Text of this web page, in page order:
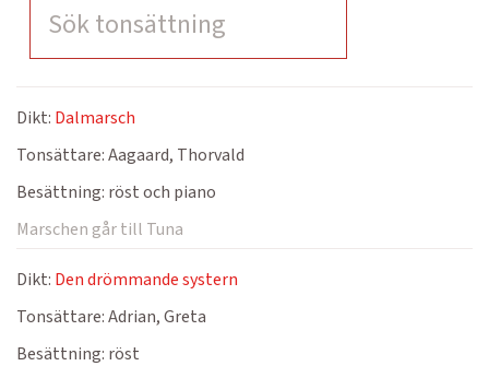
Dikt: Dalmarsch
Tonsättare:Aagaard, Thorvald
Besättning: röst och piano
Marschen går till Tuna
Dikt: Den drömmande systern
Tonsättare:Adrian, Greta
Besättning: röst